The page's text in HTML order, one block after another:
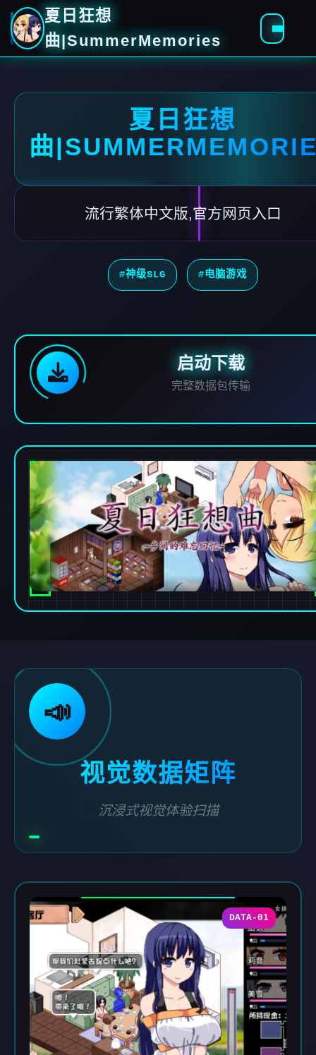
夏日狂想
曲|SummerMemories
夏日狂想
曲
流行繁体中文版,官方网页入口
#神级SLG #电脑游戏
启动下载
完整数据包传输
📣
视觉数据矩阵
沉浸式视觉体验扫描
DATA-01